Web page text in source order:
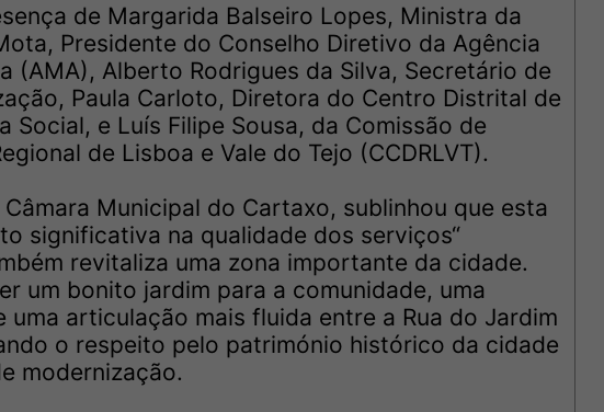
de Margarida Balseiro Lopes, Ministra da
Presidente do Conselho Diretivo da Agência
(AMA), Alberto Rodrigues da Silva, Secretário de
Paula Carloto, Diretora do Centro Distrital de
e Luís Filipe Sousa, da Comissão de
de Lisboa e Vale do Tejo (CCDRLVT).
Municipal do Cartaxo, sublinhou que esta
significativa na qualidade dos serviços“
revitaliza uma zona importante da cidade.
um bonito jardim para a comunidade, uma
articulação mais fluida entre a Rua do Jardim
o respeito pelo património histórico da cidade
modernização.